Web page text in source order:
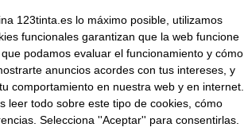
0,002 €
En stock
Comprar
123tinta.es lo máximo posible, utilizamos
funcionales garantizan que la web funcione
podamos evaluar el funcionamiento y cómo
anuncios acordes con tus intereses, y
comportamiento en nuestra web y en internet.
leer todo sobre este tipo de cookies, cómo
Selecciona ''Aceptar'' para consentirlas.